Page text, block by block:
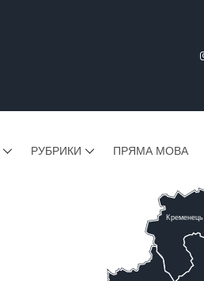
РУБРИКИ ПРЯМА МОВА
Кременець